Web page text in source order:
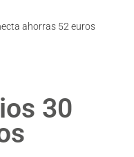
ahorras 52 euros
30